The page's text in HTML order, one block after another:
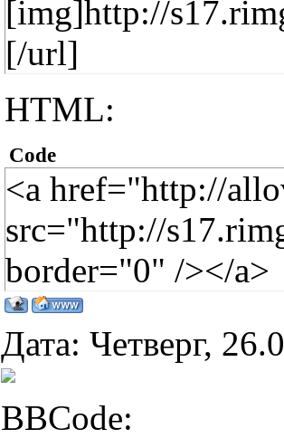
[img]http://
[/url]
HTML:
Code
<a href="http://
src="http://
border="0" /></a>
Дата: Четверг,
BBCode: